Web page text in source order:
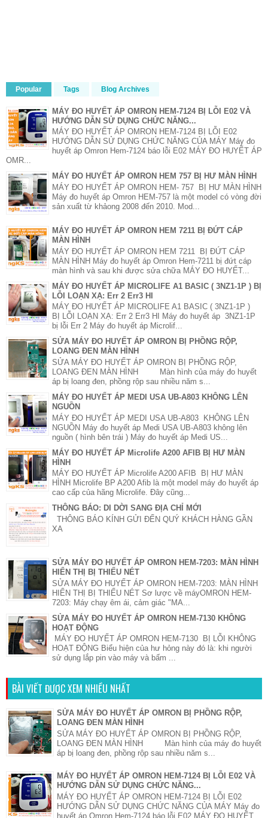
Popular Tags Blog Archives
MÁY ĐO HUYẾT ÁP OMRON HEM-7124 BỊ LỖI E02 VÀ
HƯỚNG DẪN SỬ DỤNG CHỨC NĂNG...
MÁY ĐO HUYẾT ÁP OMRON HEM-7124 BỊ LỖI E02
HƯỚNG DẪN SỬ DỤNG CHỨC NĂNG CỦA MÁY Máy đo
huyết áp Omron Hem-7124 báo lỗi E02 MÁY ĐO HUYẾT ÁP
OMR...
MÁY ĐO HUYẾT ÁP OMRON HEM 757 BỊ HƯ MÀN HÌNH
MÁY ĐO HUYẾT ÁP OMRON HEM- 757 BỊ HƯ MÀN HÌNH
Máy đo huyết áp Omron HEM-757 là một model có vòng đời
sản xuất từ khảong 2008 đến 2010. Mod...
MÁY ĐO HUYẾT ÁP OMRON HEM 7211 BỊ ĐỨT CÁP
MÀN HÌNH
MÁY ĐO HUYẾT ÁP OMRON HEM 7211 BỊ ĐỨT CÁP
MÀN HÌNH Máy đo huyết áp Omron Hem-7211 bị đứt cáp
màn hình và sau khi được sửa chữa MÁY ĐO HUYẾT...
MÁY ĐO HUYẾT ÁP MICROLIFE A1 BASIC ( 3NZ1-1P ) BỊ
LỖI LOẠN XẠ: Err 2 Err3 HI
MÁY ĐO HUYẾT ÁP MICROLIFE A1 BASIC ( 3NZ1-1P )
BỊ LỖI LOẠN XẠ: Err 2 Err3 HI Máy đo huyết áp 3NZ1-1P
bị lỗi Err 2 Máy đo huyết áp Microlif...
SỬA MÁY ĐO HUYẾT ÁP OMRON BỊ PHỒNG RỘP,
LOANG ĐEN MÀN HÌNH
SỬA MÁY ĐO HUYẾT ÁP OMRON BỊ PHỒNG RỘP,
LOANG ĐEN MÀN HÌNH Màn hình của máy đo huyết
áp bị loang đen, phồng rộp sau nhiều năm s...
MÁY ĐO HUYẾT ÁP MEDI USA UB-A803 KHÔNG LÊN
NGUỒN
MÁY ĐO HUYẾT ÁP MEDI USA UB-A803 KHÔNG LÊN
NGUỒN Máy đo huyết áp Medi USA UB-A803 không lên
nguồn ( hình bên trái ) Máy đo huyết áp Medi US...
MÁY ĐO HUYẾT ÁP Microlife A200 AFIB BỊ HƯ MÀN
HÌNH
MÁY ĐO HUYẾT ÁP Microlife A200 AFIB BỊ HƯ MÀN
HÌNH Microlife BP A200 Afib là một model máy đo huyết áp
cao cấp của hãng Microlife. Đây cũng...
THÔNG BÁO: DI DỜI SANG ĐỊA CHỈ MỚI
THÔNG BÁO KÍNH GỬI ĐẾN QUÝ KHÁCH HÀNG GẦN
XA
SỬA MÁY ĐO HUYẾT ÁP OMRON HEM-7203: MÀN HÌNH
HIỂN THỊ BỊ THIẾU NÉT
SỬA MÁY ĐO HUYẾT ÁP OMRON HEM-7203: MÀN HÌNH
HIỂN THỊ BỊ THIẾU NÉT Sơ lược về máyOMRON HEM-
7203: Máy chạy êm ái, cảm giác "MA...
SỬA MÁY ĐO HUYẾT ÁP OMRON HEM-7130 KHÔNG
HOẠT ĐỘNG
MÁY ĐO HUYẾT ÁP OMRON HEM-7130 BỊ LỖI KHÔNG
HOẠT ĐỘNG Biểu hiện của hư hỏng này đó là: khi người
sử dụng lắp pin vào máy và bấm ...
BÀI VIẾT ĐƯỢC XEM NHIỀU NHẤT
SỬA MÁY ĐO HUYẾT ÁP OMRON BỊ PHỒNG RỘP,
LOANG ĐEN MÀN HÌNH
SỬA MÁY ĐO HUYẾT ÁP OMRON BỊ PHỒNG RỘP,
LOANG ĐEN MÀN HÌNH Màn hình của máy đo huyết
áp bị loang đen, phồng rộp sau nhiều năm s...
MÁY ĐO HUYẾT ÁP OMRON HEM-7124 BỊ LỖI E02 VÀ
HƯỚNG DẪN SỬ DỤNG CHỨC NĂNG...
MÁY ĐO HUYẾT ÁP OMRON HEM-7124 BỊ LỖI E02
HƯỚNG DẪN SỬ DỤNG CHỨC NĂNG CỦA MÁY Máy đo
huyết áp Omron Hem-7124 báo lỗi E02 MÁY ĐO HUYẾT